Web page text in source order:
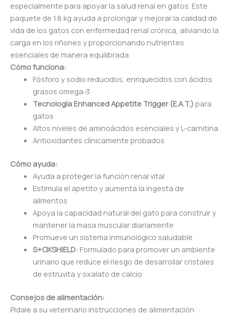
especialmente para apoyar la salud renal en gatos. Este
paquete de 1.8 kg ayuda a prolongar y mejorar la calidad de
vida de los gatos con enfermedad renal crónica, aliviando la
carga en los riñones y proporcionando nutrientes
esenciales de manera equilibrada.
Cómo funciona:
Fósforo y sodio reducidos, enriquecidos con ácidos
grasos omega-3
Tecnología Enhanced Appetite Trigger (E.A.T.) para
gatos
Altos niveles de aminoácidos esenciales y L-carnitina
Antioxidantes clínicamente probados
Cómo ayuda:
Ayuda a proteger la función renal vital
Estimula el apetito y aumenta la ingesta de
alimentos
Apoya la capacidad natural del gato para construir y
mantener la masa muscular diariamente
Promueve un sistema inmunológico saludable
S+OXSHIELD: Formulado para promover un ambiente
urinario que reduce el riesgo de desarrollar cristales
de estruvita y oxalato de calcio
Consejos de alimentación:
Pídale a su veterinario instrucciones de alimentación